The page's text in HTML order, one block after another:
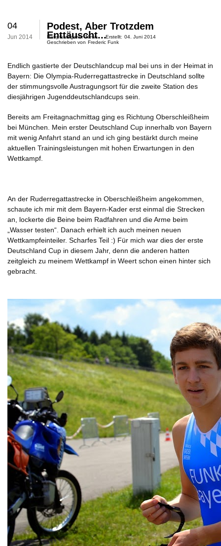
04
Jun 2014
Podest, Aber Trotzdem
Enttäuscht...
Hauptkategorie: News Erstellt: 04. Juni 2014
Geschrieben von Frederic Funk
Endlich gastierte der Deutschlandcup mal bei uns in der Heimat in
Bayern: Die Olympia-Ruderregattastrecke in Deutschland sollte
der stimmungsvolle Austragungsort für die zweite Station des
diesjährigen Jugenddeutschlandcups sein.
Bereits am Freitagnachmittag ging es Richtung Oberschleißheim
bei München. Mein erster Deutschland Cup innerhalb von Bayern
mit wenig Anfahrt stand an und ich ging bestärkt durch meine
aktuellen Trainingsleistungen mit hohen Erwartungen in den
Wettkampf.
An der Ruderregattastrecke in Oberschleißheim angekommen,
schaute ich mir mit dem Bayern-Kader erst einmal die Strecken
an, lockerte die Beine beim Radfahren und die Arme beim
„Wasser testen“. Danach erhielt ich auch meinen neuen
Wettkampfeinteiler. Scharfes Teil :) Für mich war dies der erste
Deutschland Cup in diesem Jahr, denn die anderen hatten
zeitgleich zu meinem Wettkampf in Weert schon einen hinter sich
gebracht.